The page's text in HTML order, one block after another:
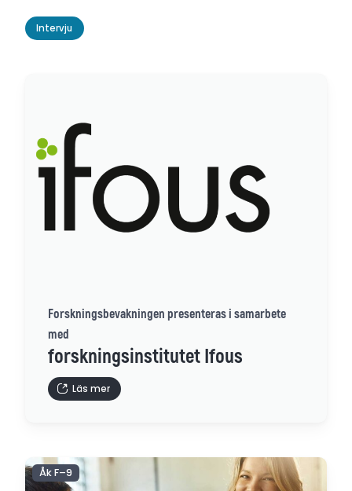
Intervju
Forskningsbevakningen presenteras i samarbete
med
forskningsinstitutet Ifous
Läs mer
Åk F–9